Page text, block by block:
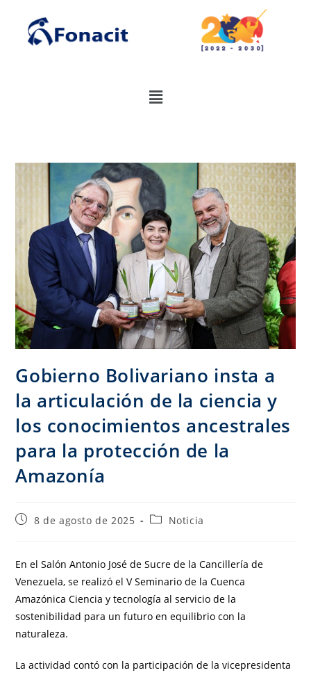
Gobierno Bolivariano insta a
la articulación de la ciencia y
los conocimientos ancestrales
para la protección de la
Amazonía
8 de agosto de 2025 Noticia
En el Salón Antonio José de Sucre de la Cancillería de
Venezuela, se realizó el V Seminario de la Cuenca
Amazónica Ciencia y tecnología al servicio de la
sostenibilidad para un futuro en equilibrio con la
naturaleza.
La actividad contó con la participación de la vicepresidenta